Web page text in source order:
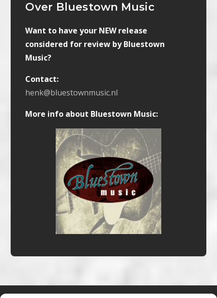
Over Bluestown Music
Want to have your NEW release
considered for review by Bluestown
Music?
Contact:
henk@bluestownmusic.nl
More info about Bluestown Music: